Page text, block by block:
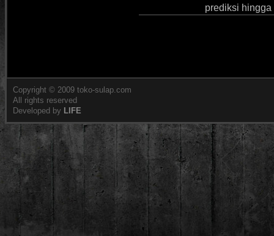
prediksi hingga
Copyright © 2009 toko-sulap.com
All rights reserved
Developed by LIFE